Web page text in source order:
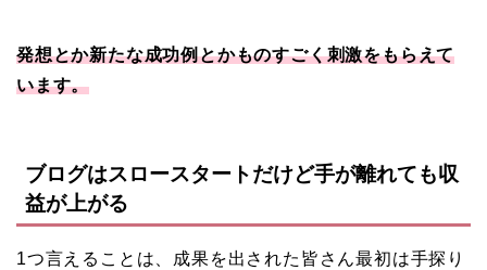
発想とか新たな成功例とかものすごく刺激をもらえて
います。
ブログはスロースタートだけど手が離れても収
益が上がる
1つ言えることは、成果を出された皆さん最初は手探り